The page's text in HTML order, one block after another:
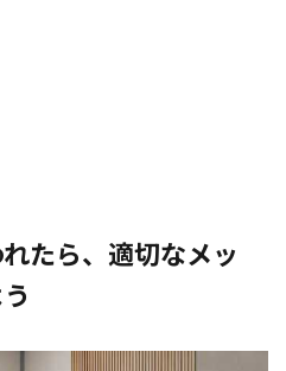
たら、適切なメッ